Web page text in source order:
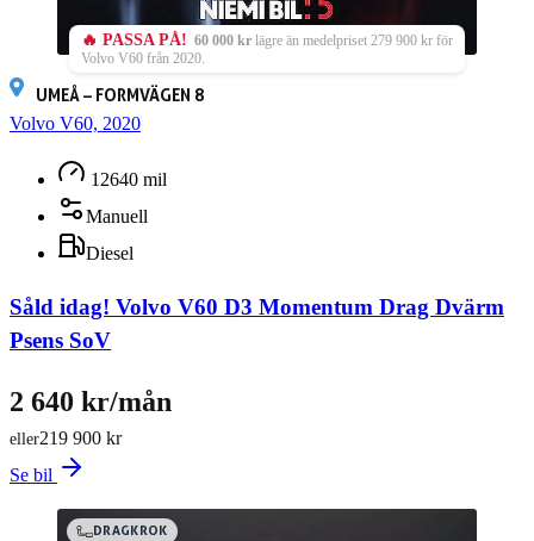
🔥 PASSA PÅ! 60 000 kr lägre än medelpriset 279 900 kr för
Volvo V60 från 2020.
UMEÅ – FORMVÄGEN 8
Volvo V60, 2020
12640 mil
Manuell
Diesel
Såld idag! Volvo V60 D3 Momentum Drag Dvärm
Psens SoV
219 900 kr
eller
2 640 kr/mån
Se bil
DRAGKROK